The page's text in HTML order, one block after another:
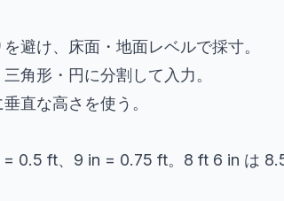
避け、床面・地面レベルで採寸。
角形・円に分割して入力。
直な高さを使う。
0.5 ft、9 in = 0.75 ft。8 ft 6 in は 8.5